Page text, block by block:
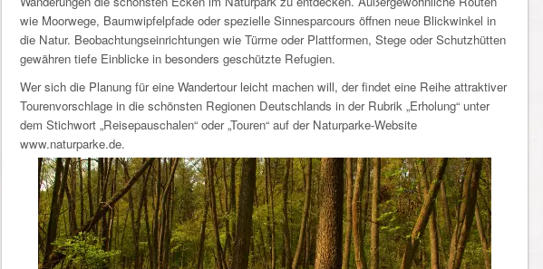
wie Moorwege, Baumwipfelpfade oder spezielle Sinnesparcours öffnen neue Blickwinkel in
die Natur. Beobachtungseinrichtungen wie Türme oder Plattformen, Stege oder Schutzhütten
gewähren tiefe Einblicke in besonders geschützte Refugien.
Wer sich die Planung für eine Wandertour leicht machen will, der findet eine Reihe attraktiver
Tourenvorschlage in die schönsten Regionen Deutschlands in der Rubrik „Erholung“ unter
dem Stichwort „Reisepauschalen“ oder „Touren“ auf der Naturparke-Website
www.naturparke.de.